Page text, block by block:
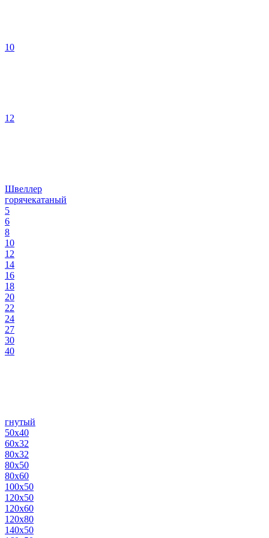
10
12
Швеллер
горячекатаный
5
6
8
10
12
14
16
18
20
22
24
27
30
40
гнутый
50х40
60х32
80х32
80х50
80х60
100х50
120х50
120х60
120х80
140х50